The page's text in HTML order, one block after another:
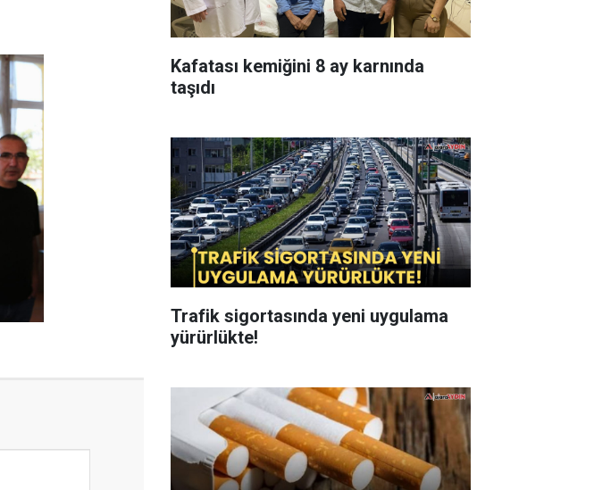
Kafatası kemiğini 8 ay karnında
taşıdı
Trafik sigortasında yeni uygulama
yürürlükte!